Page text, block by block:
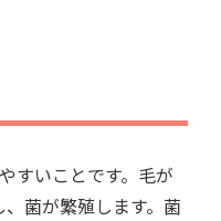
すいことです。毛が
菌が繁殖します。菌